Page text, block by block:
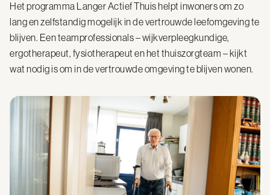
Het programma Langer Actief Thuis helpt inwoners om zo
lang en zelfstandig mogelijk in de vertrouwde leefomgeving te
blijven. Een teamprofessionals – wijkverpleegkundige,
ergotherapeut, fysiotherapeut en het thuiszorgteam – kijkt
wat nodig is om in de vertrouwde omgeving te blijven wonen.